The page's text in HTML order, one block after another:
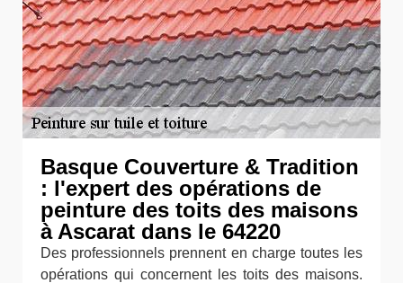
Basque Couverture & Tradition
: l'expert des opérations de
peinture des toits des maisons
à Ascarat dans le 64220
Des professionnels prennent en charge toutes les
opérations qui concernent les toits des maisons.